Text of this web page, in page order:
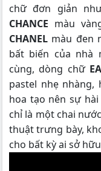
chữ đơn giản
CHANCE màu
CHANEL màu đen
bất biến của nhà
cùng, dòng chữ
pastel nhẹ nhàng,
hoa tạo nên sự
chỉ là một chai
thuật trưng bày,
cho bất kỳ ai sở